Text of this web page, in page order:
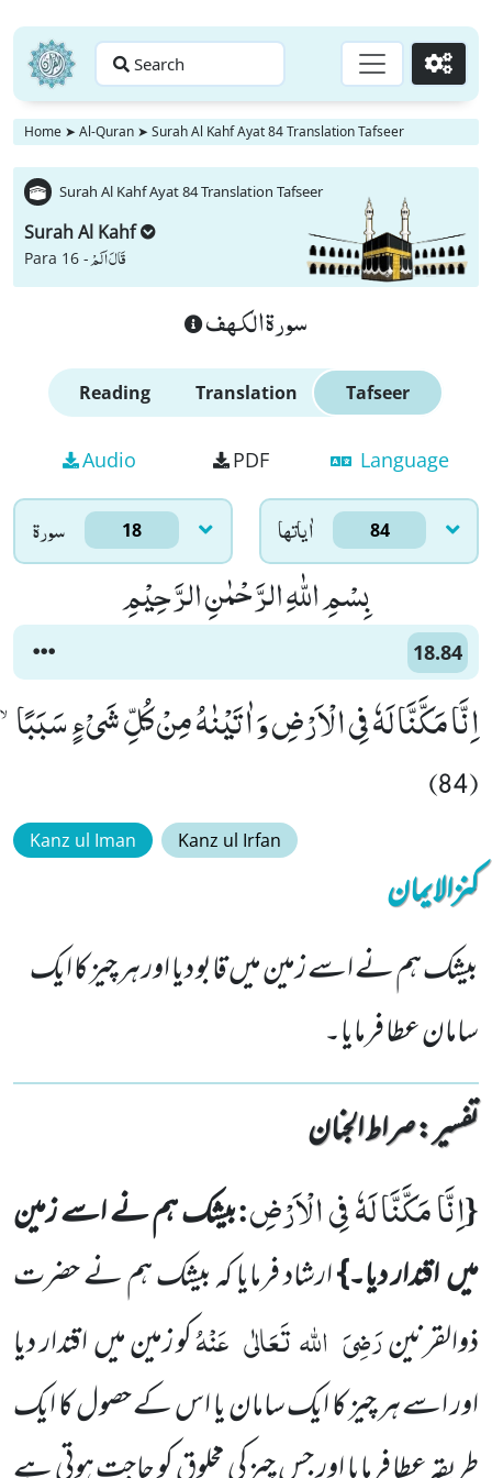
Search Go
Home ➤ Al-Quran ➤ Surah Al Kahf Ayat 84 Translation Tafseer
Surah Al Kahf Ayat 84 Translation Tafseer
Surah Al Kahf
Para 16 -قَالَ اَلَمْ
سورة الكهف
Reading Translation Tafseer
Audio PDF Language
سورۃ 18 اٰياتها 84
بِسْمِ اللّٰهِ الرَّحْمٰنِ الرَّحِیْمِ
18.84
اِنَّا مَكَّنَّا لَهٗ فِی الْاَرْضِ وَ اٰتَیْنٰهُ مِنْ كُلِّ شَیْءٍ سَبَبًاۙ
(84)
Kanz ul Iman Kanz ul Irfan
کنزالایمان
بیشک ہم نے اسے زمین میں قابو دیا اور ہر چیز کا ایک
سامان عطا فرمایا۔
تفسیر : ‎صراط الجنان
{اِنَّا مَكَّنَّا لَهٗ فِی الْاَرْضِ:بیشک ہم نے اسے زمین
میںاقتدار دیا۔}ارشاد فرمایا کہ بیشک ہم نے حضرت
ذوالقرنینرَضِیَ اللہتَعَالٰی عَنْہُکو زمین میںاقتدار دیا
اور اسے ہر چیز کا ایک سامان یا اس کے حصول کا ایک